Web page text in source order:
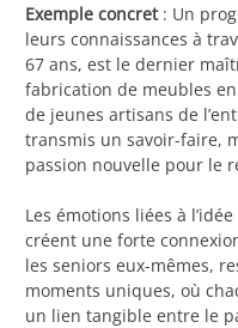
Exemple concret: Un
leurs connaissances à
67 ans, est le dernier
fabrication de meubles en
de jeunes artisans de
transmis un savoir-faire,
passion nouvelle pour le
Les émotions liées à
créent une forte
les seniors eux-mêmes,
moments uniques, où
un lien tangible entre le